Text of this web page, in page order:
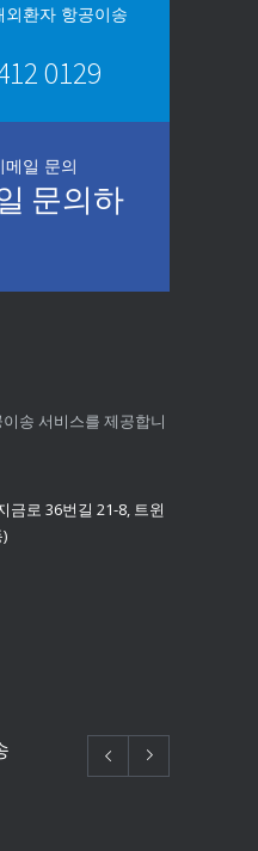
외환자 항공이송
0129
메일 문의
문의하
송 서비스를 제공합니
금로 36번길 21-8, 트윈